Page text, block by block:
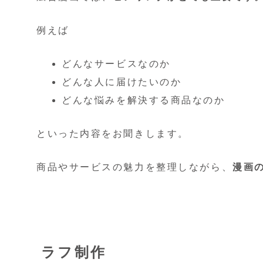
例えば
どんなサービスなのか
どんな人に届けたいのか
どんな悩みを解決する商品なのか
といった内容をお聞きします。
商品やサービスの魅力を整理しながら、漫画
ラフ制作